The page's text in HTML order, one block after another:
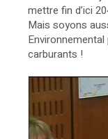
mettre fin d’ici
Mais soyons
carburants !